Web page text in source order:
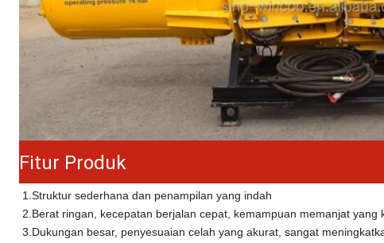
Fitur Produk
1. Struktur sederhana dan penampilan yang indah
2. Berat ringan, kecepatan berjalan cepat, kemampuan memanjat yang
3. Dukungan besar, penyesuaian celah yang akurat, sangat